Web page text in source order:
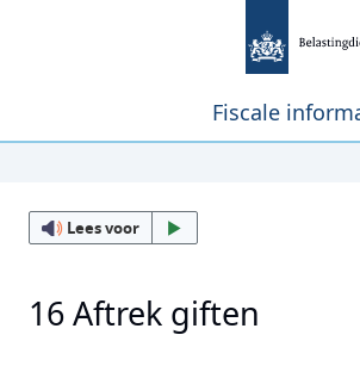
Fiscale
Lees voor
16 Aftrek giften